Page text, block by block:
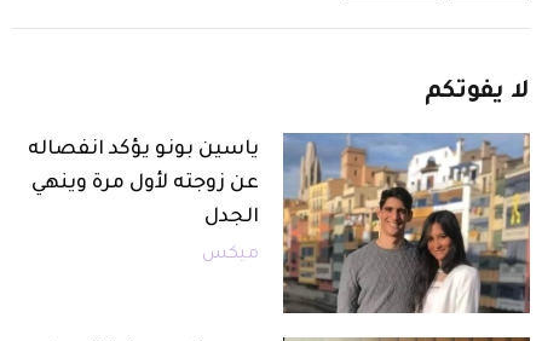
لا يفوتكم
ياسين بونو يؤكد انفصاله
عن زوجته لأول مرة وينهي
الجدل
ميكس